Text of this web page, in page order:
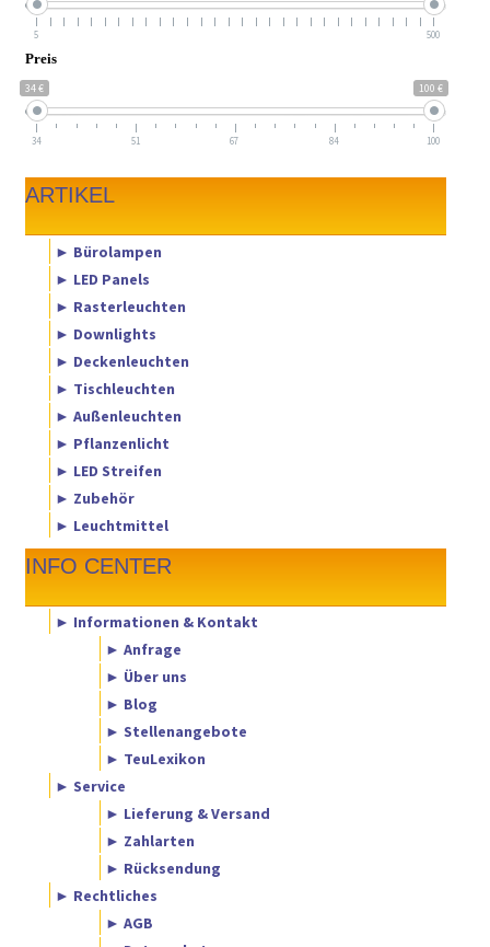
5 500
Preis
34 € 100 €
34 51 67 84 100
ARTIKEL
► Bürolampen
► LED Panels
► Rasterleuchten
► Downlights
► Deckenleuchten
► Tischleuchten
► Außenleuchten
► Pflanzenlicht
► LED Streifen
► Zubehör
► Leuchtmittel
INFO CENTER
► Informationen & Kontakt
► Anfrage
► Über uns
► Blog
► Stellenangebote
► TeuLexikon
► Service
► Lieferung & Versand
► Zahlarten
► Rücksendung
► Rechtliches
► AGB